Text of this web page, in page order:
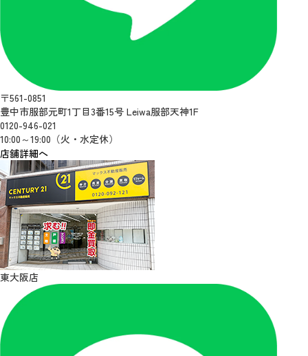
〒561-0851
豊中市服部元町1丁目3番15号 Leiwa服部天神1F
0120-946-021
10:00～19:00（火・水定休）
店舗詳細へ
東大阪店